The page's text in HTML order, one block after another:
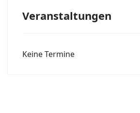
Veranstaltungen
Keine Termine